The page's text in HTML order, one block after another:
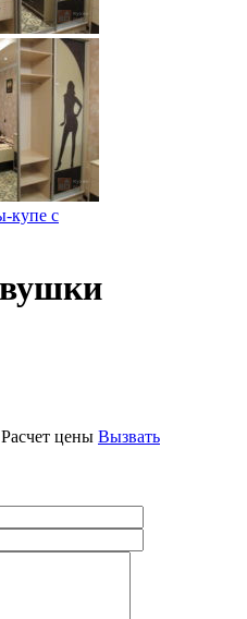
купе с
Расчет цены Вызвать